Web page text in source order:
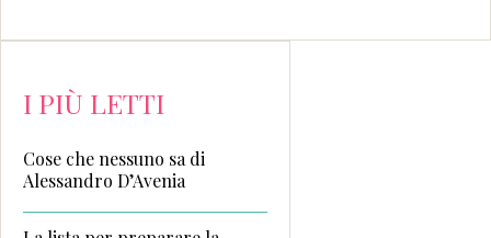
I PIÙ LETTI
Cose che nessuno sa di
Alessandro D’Avenia